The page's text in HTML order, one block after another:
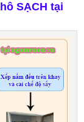
SẠCH tại